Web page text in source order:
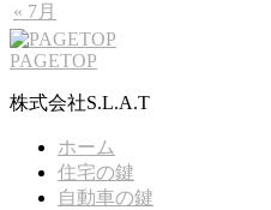
« 7月
PAGETOP
株式会社S.L.A.T
ホーム
住宅の鍵
自動車の鍵